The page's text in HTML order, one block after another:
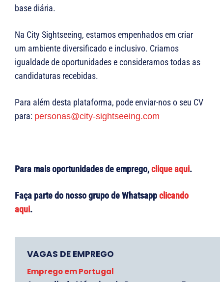
base diária.
Na City Sightseeing, estamos empenhados em criar
um ambiente diversificado e inclusivo. Criamos
igualdade de oportunidades e consideramos todas as
candidaturas recebidas.
Para além desta plataforma, pode enviar-nos o seu CV
para: personas@city-sightseeing.com
Para mais oportunidades de emprego,clique aqui.
Faça parte do nosso grupo de Whatsappclicando
aqui.
VAGAS DE EMPREGO
Emprego em Portugal